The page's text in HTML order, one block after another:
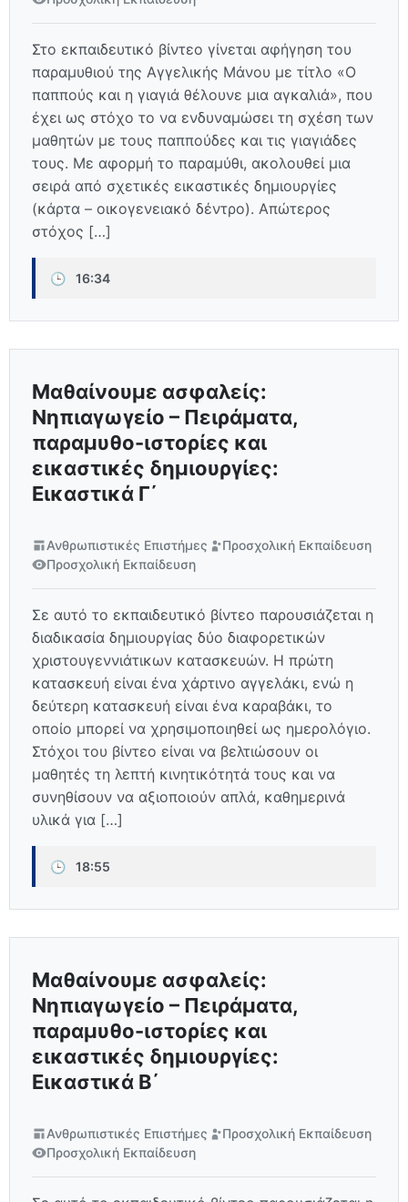
Στο εκπαιδευτικό βίντεο γίνεται αφήγηση του
παραμυθιού της Αγγελικής Μάνου με τίτλο «Ο
παππούς και η γιαγιά θέλουνε μια αγκαλιά», που
έχει ως στόχο το να ενδυναμώσει τη σχέση των
μαθητών με τους παππούδες και τις γιαγιάδες
τους. Με αφορμή το παραμύθι, ακολουθεί μια
σειρά από σχετικές εικαστικές δημιουργίες
(κάρτα – οικογενειακό δέντρο). Απώτερος
στόχος […]
🕒 16:34
Μαθαίνουμε ασφαλείς:
Νηπιαγωγείο – Πειράματα,
παραμυθο-ιστορίες και
εικαστικές δημιουργίες:
Εικαστικά Γ΄
Ανθρωπιστικές Επιστήμες
Προσχολική Εκπαίδευση
Προσχολική Εκπαίδευση
Σε αυτό το εκπαιδευτικό βίντεο παρουσιάζεται η
διαδικασία δημιουργίας δύο διαφορετικών
χριστουγεννιάτικων κατασκευών. Η πρώτη
κατασκευή είναι ένα χάρτινο αγγελάκι, ενώ η
δεύτερη κατασκευή είναι ένα καραβάκι, το
οποίο μπορεί να χρησιμοποιηθεί ως ημερολόγιο.
Στόχοι του βίντεο είναι να βελτιώσουν οι
μαθητές τη λεπτή κινητικότητά τους και να
συνηθίσουν να αξιοποιούν απλά, καθημερινά
υλικά για […]
🕒 18:55
Μαθαίνουμε ασφαλείς:
Νηπιαγωγείο – Πειράματα,
παραμυθο-ιστορίες και
εικαστικές δημιουργίες:
Εικαστικά Β΄
Ανθρωπιστικές Επιστήμες
Προσχολική Εκπαίδευση
Προσχολική Εκπαίδευση